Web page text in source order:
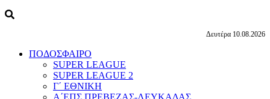
Δευτέρα 10.08.2026
ΠΟΔΟΣΦΑΙΡΟ
SUPER LEAGUE
SUPER LEAGUE 2
Γ΄ ΕΘΝΙΚΗ
Α΄ΕΠΣ ΠΡΕΒΕΖΑΣ-ΛΕΥΚΑΔΑΣ